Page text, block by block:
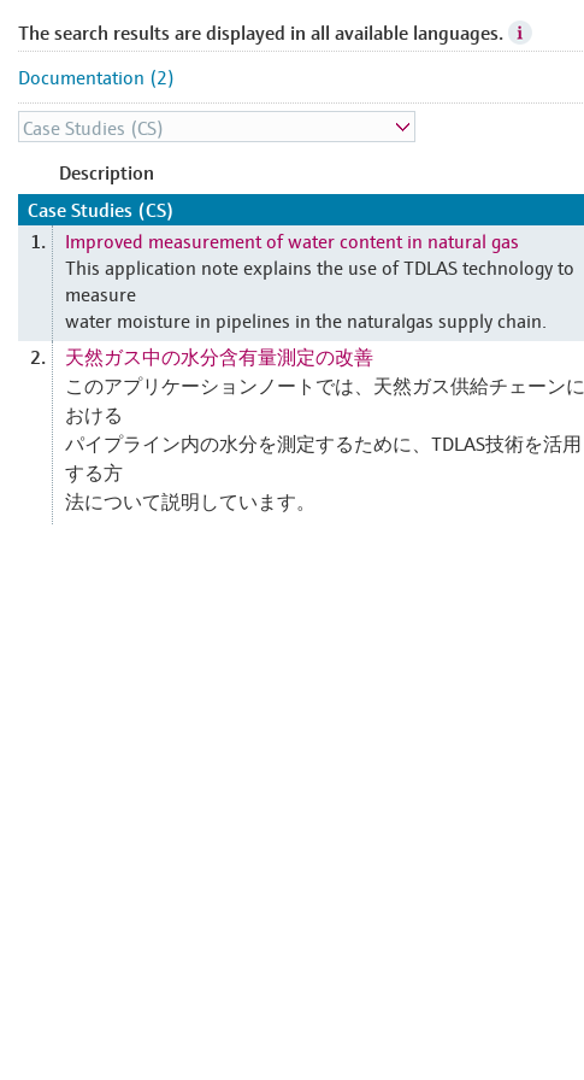
The search results are displayed in all available languages.
Documentation (2)
Description
Case Studies (CS)
1.
Improved measurement of water content in natural gas
This application note explains the use of TDLAS technology to
measure
water moisture in pipelines in the naturalgas supply chain.
2.
天然ガス中の水分含有量測定の改善
このアプリケーションノートでは、天然ガス供給チェーンに
おける
パイプライン内の水分を測定するために、TDLAS技術を活用
する方
法について説明しています。